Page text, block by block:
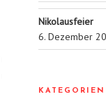
Nikolausfeier
6. Dezember
KATEGORIEN